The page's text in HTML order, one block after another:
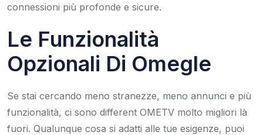
connessioni più profonde e sicure.
Le Funzionalità
Opzionali Di Omegle
Se stai cercando meno stranezze, meno annunci e più
funzionalità, ci sono different OMETV molto migliori là
fuori. Qualunque cosa si adatti alle tue esigenze, puoi